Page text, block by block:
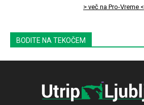
> več na Pro-Vreme <
BODITE NA TEKOČEM